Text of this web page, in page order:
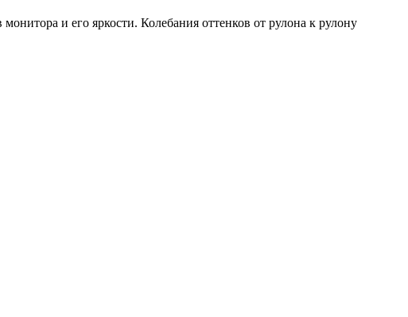
и его яркости. Колебания оттенков от рулона к рулону